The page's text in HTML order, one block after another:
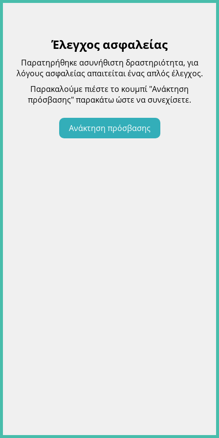
Έλεγχος ασφαλείας
Παρατηρήθηκε ασυνήθιστη δραστηριότητα, για
λόγους ασφαλείας απαιτείται ένας απλός έλεγχος.
Παρακαλούμε πιέστε το κουμπί "Ανάκτηση
πρόσβασης" παρακάτω ώστε να συνεχίσετε.
Ανάκτηση πρόσβασης